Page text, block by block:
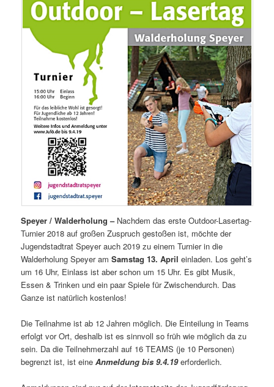
Speyer / Walderholung – Nachdem das erste Outdoor-Lasertag-
Turnier 2018 auf großen Zuspruch gestoßen ist, möchte der
Jugendstadtrat Speyer auch 2019 zu einem Turnier in die
Walderholung Speyer amSamstag 13. April einladen. Los geht’s
um 16 Uhr, Einlass ist aber schon um 15 Uhr. Es gibt Musik,
Essen & Trinken und ein paar Spiele für Zwischendurch. Das
Ganze ist natürlich kostenlos!
Die Teilnahme ist ab 12 Jahren möglich. Die Einteilung in Teams
erfolgt vor Ort, deshalb ist es sinnvoll so früh wie möglich da zu
sein. Da die Teilnehmerzahl auf 16 TEAMS (je 10 Personen)
begrenzt ist, ist eineAnmeldung bis 9.4.19erforderlich.